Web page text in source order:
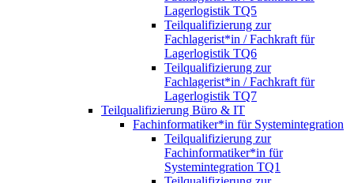
Lagerlogistik TQ5
Teilqualifizierung zur
Fachlagerist*in / Fachkraft für
Lagerlogistik TQ6
Teilqualifizierung zur
Fachlagerist*in / Fachkraft für
Lagerlogistik TQ7
Teilqualifizierung Büro & IT
Fachinformatiker*in für Systemintegration
Teilqualifizierung zur
Fachinformatiker*in für
Systemintegration TQ1